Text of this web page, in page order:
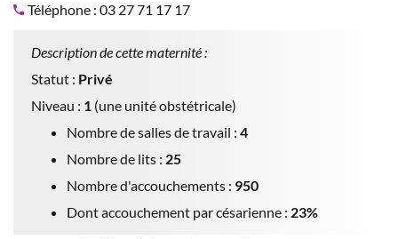
Téléphone : 03 27 71 17 17
Description de cette maternité :
Statut : Privé
Niveau : 1 (une unité obstétricale)
Nombre de salles de travail : 4
Nombre de lits : 25
Nombre d'accouchements : 950
Dont accouchement par césarienne : 23%